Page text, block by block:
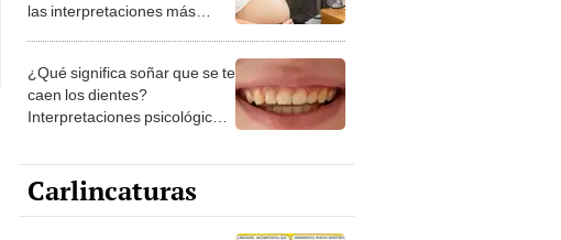
las interpretaciones más
¿Qué significa soñar que se te
caen los dientes?
Interpretaciones psicológicas
Carlincaturas